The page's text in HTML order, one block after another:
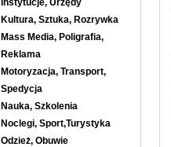
Instytucje, Urzędy
Kultura, Sztuka, Rozrywka
Mass Media, Poligrafia,
Reklama
Motoryzacja, Transport,
Spedycja
Nauka, Szkolenia
Noclegi, Sport,Turystyka
Odzież, Obuwie